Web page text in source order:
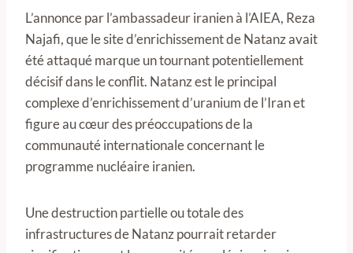
L’annonce par l’ambassadeur iranien à l’AIEA, Reza
Najafi, que le site d’enrichissement de Natanz avait
été attaqué marque un tournant potentiellement
décisif dans le conflit. Natanz est le principal
complexe d’enrichissement d’uranium de l’Iran et
figure au cœur des préoccupations de la
communauté internationale concernant le
programme nucléaire iranien.
Une destruction partielle ou totale des
infrastructures de Natanz pourrait retarder